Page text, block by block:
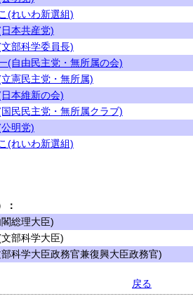
(れいわ新選組)
本共産党)
部科学委員長)
(自由民主党・無所属の会)
憲民主党・無所属)
本維新の会)
民民主党・無所属クラブ)
明党)
(れいわ新選組)
：
総理大臣)
部科学大臣)
科学大臣政務官兼復興大臣政務官)
戻る